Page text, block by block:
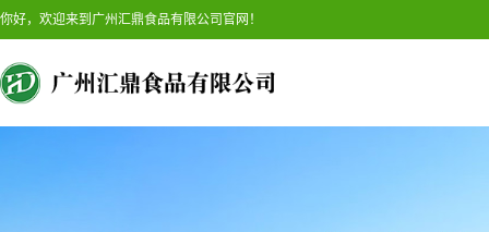
你好，欢迎来到广州汇鼎食品有限公司官网！